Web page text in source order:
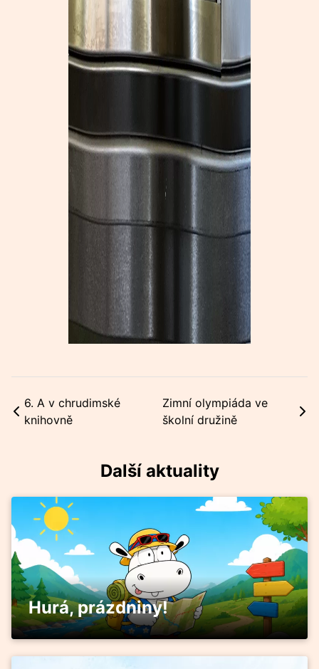
6. A v chrudimské
knihovně
Zimní olympiáda ve
školní družině
Další aktuality
Hurá, prázdniny!